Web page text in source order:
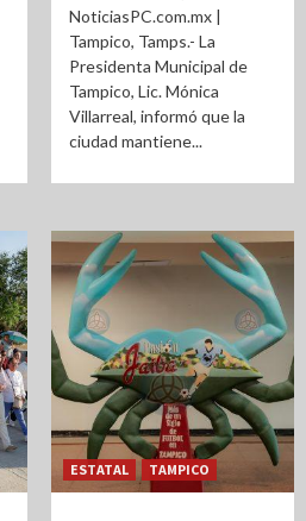
NoticiasPC.com.mx |
Tampico, Tamps.- La
Presidenta Municipal de
Tampico, Lic. Mónica
Villarreal, informó que la
ciudad mantiene...
ESTATAL TAMPICO